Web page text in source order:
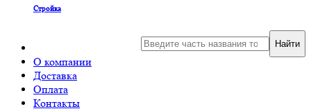
Стройка
О компании
Доставка
Оплата
Контакты
Найти